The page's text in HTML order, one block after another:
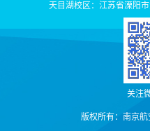
天目湖校区：江苏省溧阳
关注
版权所有：南京